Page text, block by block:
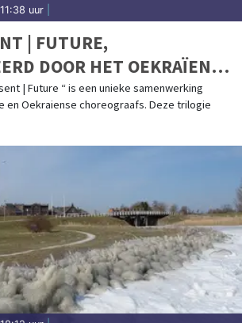
uur
| FUTURE,
DOOR HET OEKRAÏENSE
BALLET IN
IJMUIDEN
| Future “ is een unieke samenwerking
en Oekraiense choreograafs. Deze trilogie